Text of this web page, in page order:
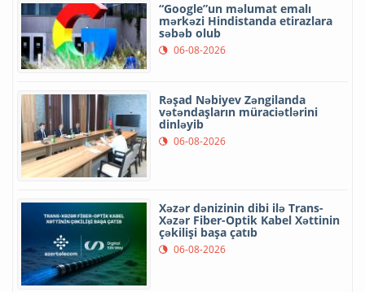
“Google”un məlumat emalı
mərkəzi Hindistanda etirazlara
səbəb olub
06-08-2026
Rəşad Nəbiyev Zəngilanda
vətəndaşların müraciətlərini
dinləyib
06-08-2026
Xəzər dənizinin dibi ilə Trans-
Xəzər Fiber-Optik Kabel Xəttinin
çəkilişi başa çatıb
06-08-2026